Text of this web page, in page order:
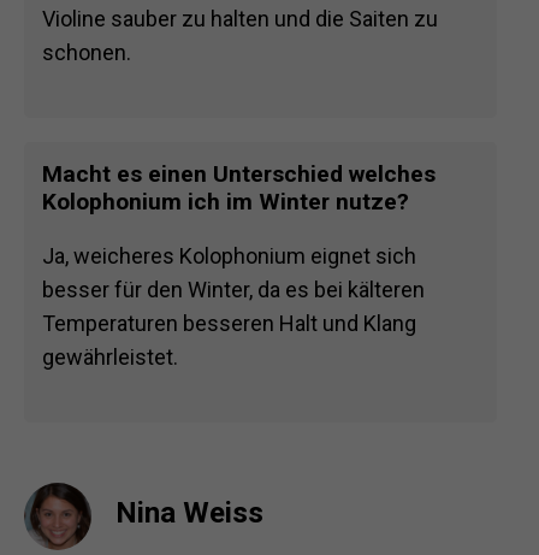
Violine sauber zu halten und die Saiten zu
schonen.
Macht es einen Unterschied welches
Kolophonium ich im Winter nutze?
Ja, weicheres Kolophonium eignet sich
besser für den Winter, da es bei kälteren
Temperaturen besseren Halt und Klang
gewährleistet.
Nina Weiss